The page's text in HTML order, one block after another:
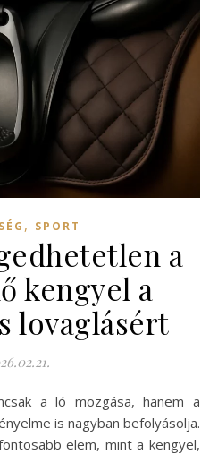
, SPORT
a
kengyel a
lovaglásért
is nagyban befolyásolja.
elem, mint a kengyel,